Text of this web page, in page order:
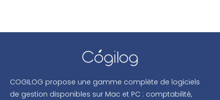
COGILOG propose une gamme complète de logiciels
de gestion disponibles sur Mac et PC : comptabilité,